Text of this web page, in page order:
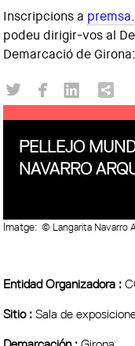
Inscripcions a
podeu dirigir-vos al
Demarcació de
PELLEJO
NAVARRO
Imatge: © Langarita Navarro
Entidad Organizadora :
Sitio :Sala de